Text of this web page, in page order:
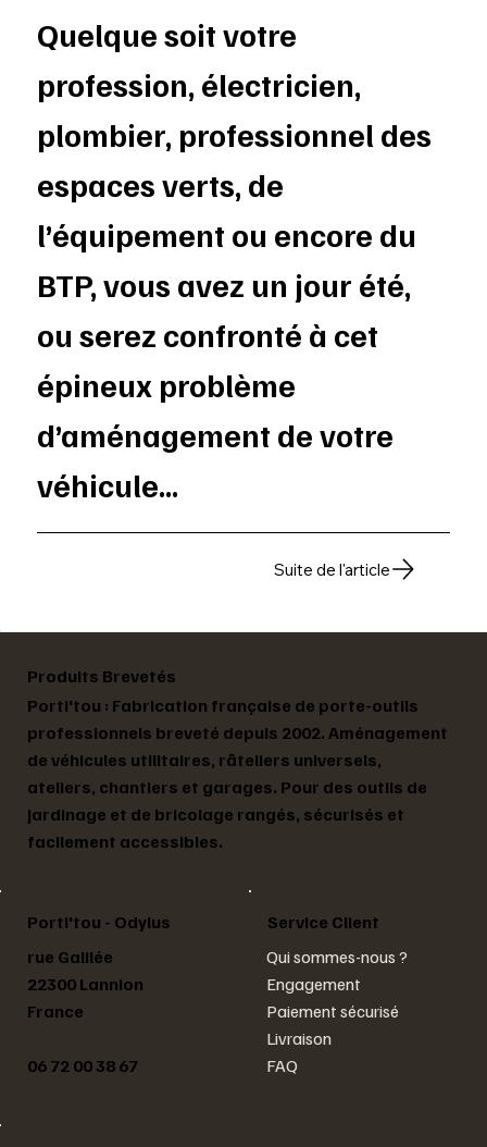
Quelque soit votre
profession, électricien,
plombier, professionnel des
espaces verts, de
l’équipement ou encore du
BTP, vous avez un jour été,
ou serez confronté à cet
épineux problème
d’aménagement de votre
véhicule...
Suite de l'article
Produits Brevetés
Porti'tou : Fabrication française de porte-outils
professionnels breveté depuis 2002. Aménagement
de véhicules utilitaires, râteliers universels,
ateliers, chantiers et garages. Pour des outils de
jardinage et de bricolage rangés, sécurisés et
facilement accessibles.
Porti'tou - Odylus
rue Galilée
22300 Lannion
France
06 72 00 38 67
Service Client
Qui sommes-nous ?
Engagement
Paiement sécurisé
Livraison
FAQ